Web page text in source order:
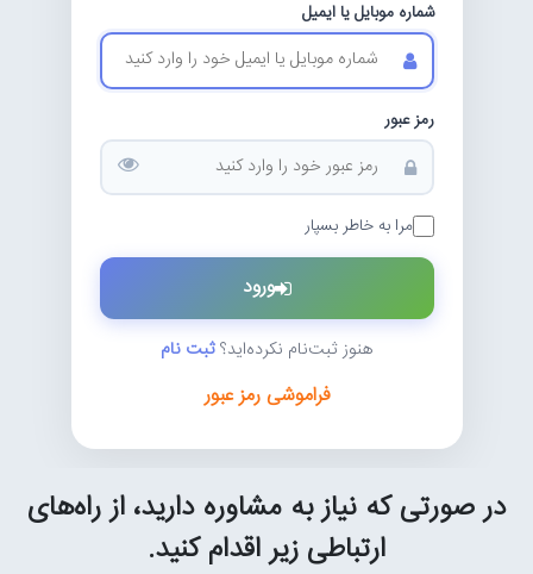
شماره موبایل یا ایمیل
رمز عبور
مرا به خاطر بسپار
ورود
هنوز ثبت‌نام نکرده‌اید؟ثبت نام
فراموشی رمز عبور
در صورتی که نیاز به مشاوره دارید، از راه‌های
ارتباطی زیر اقدام کنید.